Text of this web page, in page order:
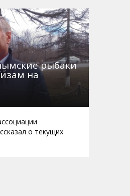
рыбаки
на
о текущих